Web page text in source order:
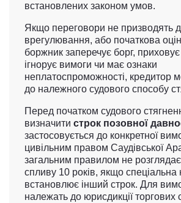
встановлених законом умов.
Якщо переговори не призводять
врегулювання, або початкова
боржник заперечує борг,
ігнорує вимоги чи має ознаки
неплатоспроможності, кредитор
до належного судового способу
Перед початком судового
визначити строк позовної
застосовується до конкретної
цивільним правом Саудівської
загальним правилом не
спливу 10 років, якщо
встановлює інший строк. Для
належать до юрисдикції торгових